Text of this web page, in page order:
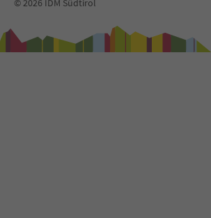
© 2026 IDM Südtirol